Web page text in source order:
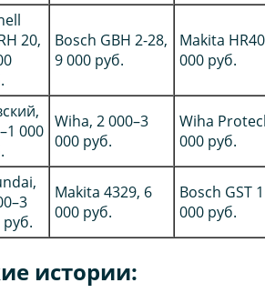
20,
Bosch GBH 2-28,
9 000 руб.
Makita
000 руб.
000 Wiha, 2 000–3
000 руб.
Wiha
000 руб.
Makita 4329, 6
000 руб.
Bosch GST
000 руб.
истории: